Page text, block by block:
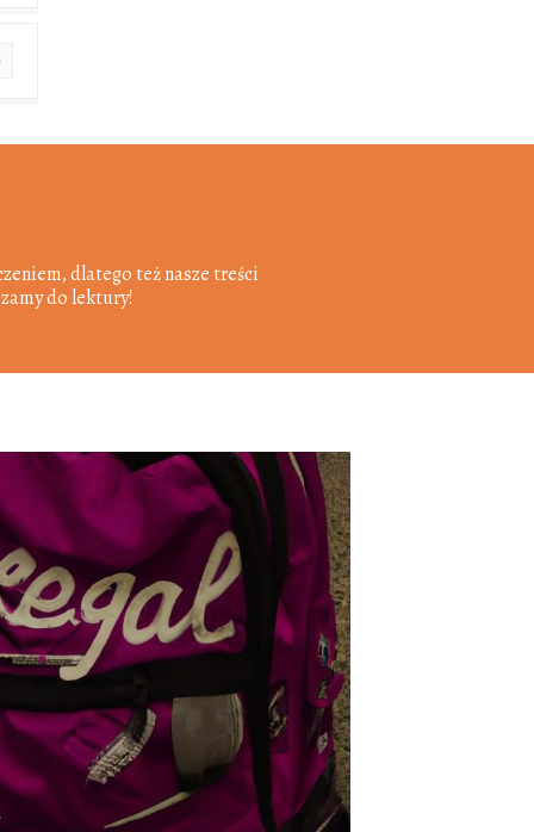
dlatego też nasze treści
do lektury!